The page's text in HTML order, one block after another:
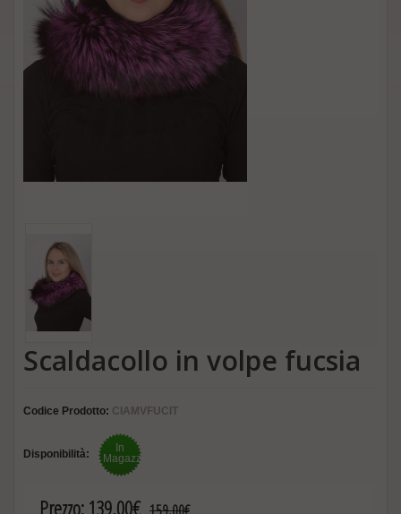
Scaldacollo in volpe fucsia
Codice Prodotto: CIAMVFUCIT
Disponibilità:
In
Magazzino
Prezzo: 139,00€ 159,00€